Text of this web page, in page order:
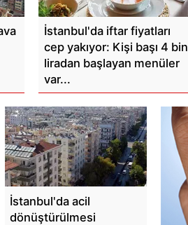
İstanbul'da iftar fiyatları
cep yakıyor: Kişi başı 4 bin
liradan başlayan menüler
var...
İstanbul'da acil
dönüştürülmesi